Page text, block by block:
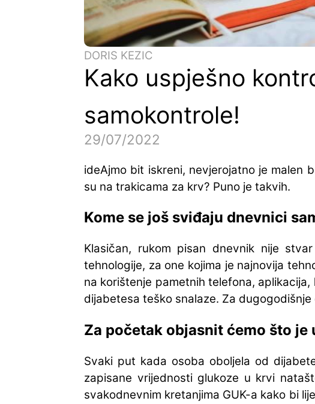
DORIS KEZIC
Kako uspješno
samokontrole!
29/07/2022
ideAjmo bit iskreni, nevjerojatno je malen
su na trakicama za krv? Puno je takvih.
Kome se još sviđaju dnevnici
Klasičan, rukom pisan dnevnik nije
tehnologije, za one kojima je najnovija
na korištenje pametnih telefona,
dijabetesa teško snalaze. Za
Za početak objasnit ćemo što
Svaki put kada osoba oboljela od
zapisane vrijednosti glukoze u krvi
svakodnevnim kretanjima GUK-a kako bi